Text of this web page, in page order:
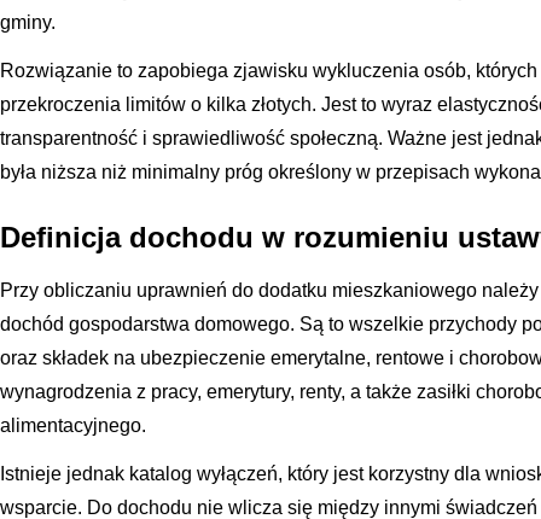
gminy.
Rozwiązanie to zapobiega zjawisku wykluczenia osób,
przekroczenia limitów o kilka złotych. Jest to wyraz
transparentność i sprawiedliwość społeczną. Ważne jest
była niższa niż minimalny próg określony w przepisach
Definicja dochodu w rozumieniu
Przy obliczaniu uprawnień do dodatku mieszkaniowego
dochód gospodarstwa domowego. Są to wszelkie przychody
oraz składek na ubezpieczenie emerytalne, rentowe i
wynagrodzenia z pracy, emerytury, renty, a także zasiłki
alimentacyjnego.
Istnieje jednak katalog wyłączeń, który jest korzystny dla
wsparcie. Do dochodu nie wlicza się między innymi